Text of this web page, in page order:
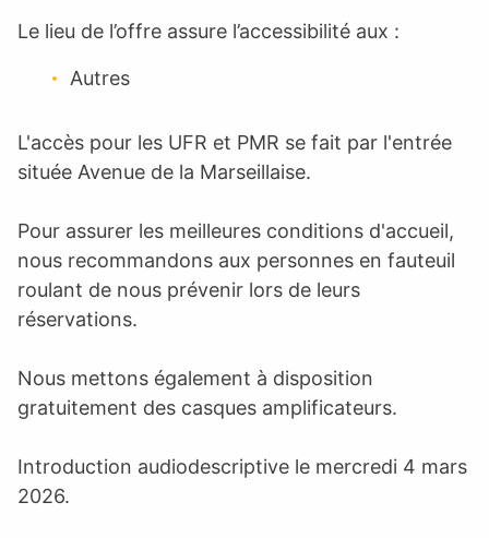
Le lieu de l’offre assure l’accessibilité aux :
Autres
L'accès pour les UFR et PMR se fait par l'entrée
située Avenue de la Marseillaise.
Pour assurer les meilleures conditions d'accueil,
nous recommandons aux personnes en fauteuil
roulant de nous prévenir lors de leurs
réservations.
Nous mettons également à disposition
gratuitement des casques amplificateurs.
Introduction audiodescriptive le mercredi 4 mars
2026.